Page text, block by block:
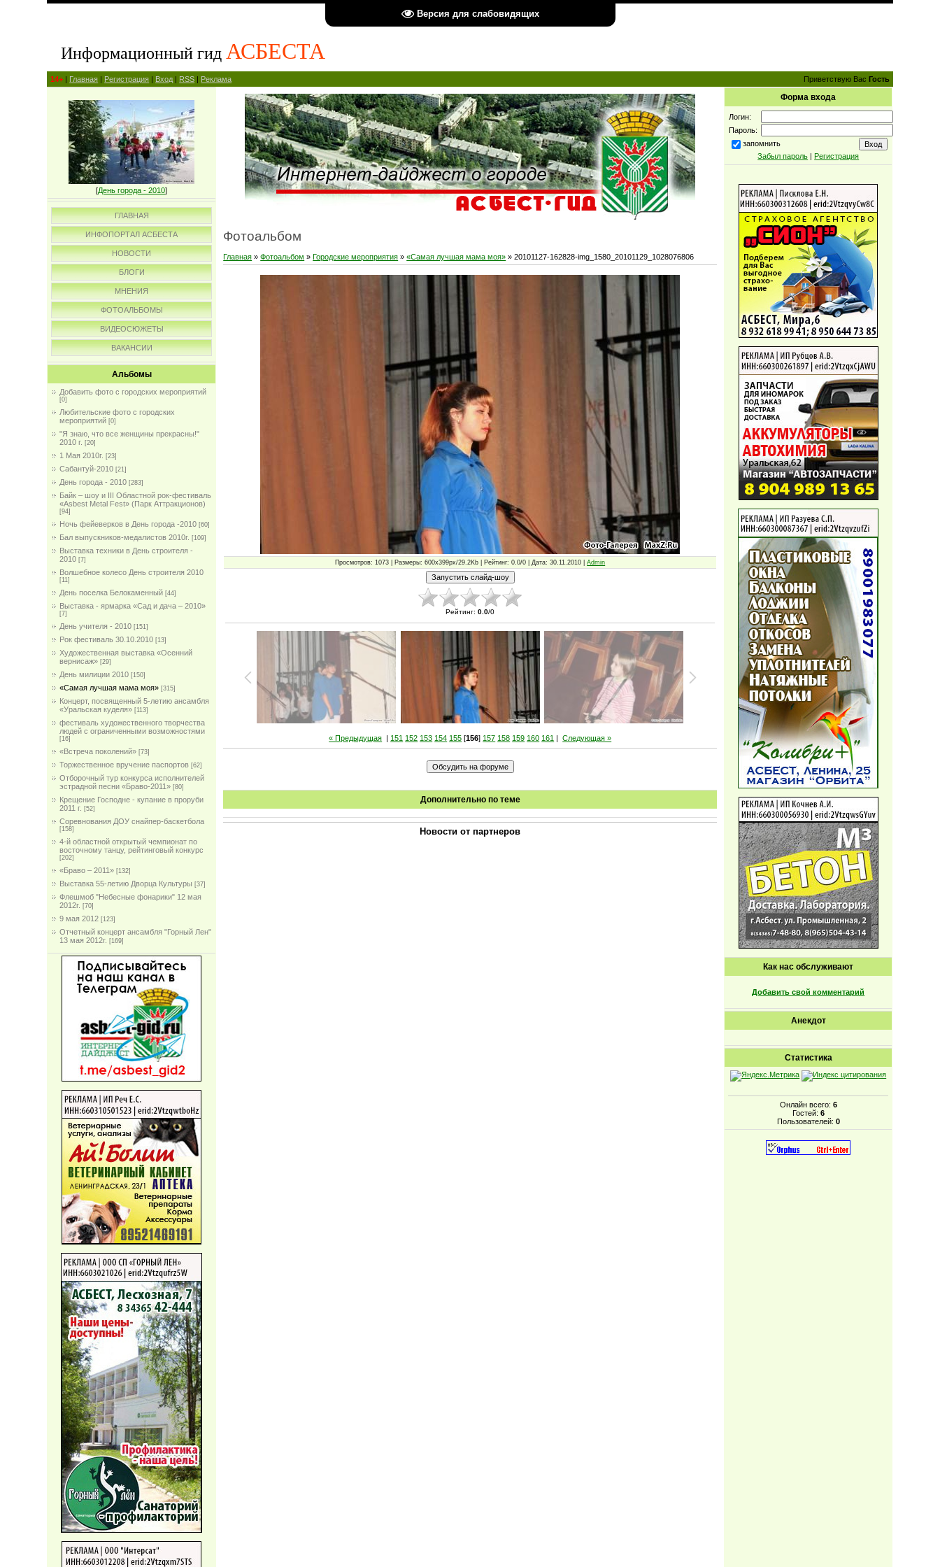
Версия для слабовидящих
Информационный гид АСБЕСТА
14+ | Главная | Регистрация | Вход | RSS | Реклама Приветствую Вас Гость
[День города - 2010]
ГЛАВНАЯ
ИНФОПОРТАЛ АСБЕСТА
НОВОСТИ
БЛОГИ
МНЕНИЯ
ФОТОАЛЬБОМЫ
ВИДЕОСЮЖЕТЫ
ВАКАНСИИ
Альбомы
Добавить фото с городских мероприятий
[0]
Любительские фото с городских
мероприятий [0]
"Я знаю, что все женщины прекрасны!"
2010 г. [20]
1 Мая 2010г. [23]
Сабантуй-2010 [21]
День города - 2010 [283]
Байк – шоу и III Областной рок-фестиваль
«Asbest Metal Fest» (Парк Аттракционов)
[94]
Ночь фейеверков в День города -2010 [60]
Бал выпускников-медалистов 2010г. [109]
Выставка техники в День строителя -
2010 [7]
Волшебное колесо День строителя 2010
[11]
День поселка Белокаменный [44]
Выставка - ярмарка «Сад и дача – 2010»
[7]
День учителя - 2010 [151]
Рок фестиваль 30.10.2010 [13]
Художественная выставка «Осенний
вернисаж» [29]
День милиции 2010 [150]
«Самая лучшая мама моя» [315]
Концерт, посвященный 5-летию ансамбля
«Уральская куделя» [113]
фестиваль художественного творчества
людей с ограниченными возможностями
[16]
«Встреча поколений» [73]
Торжественное вручение паспортов [62]
Отборочный тур конкурса исполнителей
эстрадной песни «Браво-2011» [80]
Крещение Господне - купание в проруби
2011 г. [52]
Соревнования ДОУ снайпер-баскетбола
[158]
4-й областной открытый чемпионат по
восточному танцу, рейтинговый конкурс
[202]
«Браво – 2011» [132]
Выставка 55-летию Дворца Культуры [37]
Флешмоб "Небесные фонарики" 12 мая
2012г. [70]
9 мая 2012 [123]
Отчетный концерт ансамбля "Горный Лен"
13 мая 2012г. [169]
Фотоальбом
Главная »Фотоальбом »Городские мероприятия »«Самая лучшая мама моя» » 20101127-162828-img_1580_20101129_1028076806
Просмотров: 1073 | Размеры: 600x399px/29.2Kb | Рейтинг: 0.0/0 | Дата: 30.11.2010 |Admin
Рейтинг: 0.0/0
« Предыдущая | 151 152 153 154 155 [156] 157 158 159 160 161 |Следующая »
Дополнительно по теме
Новости от партнеров
Форма входа
Логин:
Пароль:
запомнить
Забыл пароль | Регистрация
Как нас обслуживают
Добавить свой комментарий
Анекдот
Статистика
Онлайн всего: 6
Гостей: 6
Пользователей: 0